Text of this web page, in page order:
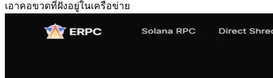
เอาคอขวดที่ฝังอยู่ในเครือข่าย